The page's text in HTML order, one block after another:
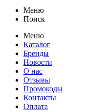
Меню
Поиск
Меню
Каталог
Бренды
Новости
О нас
Отзывы
Промокоды
Контакты
Оплата